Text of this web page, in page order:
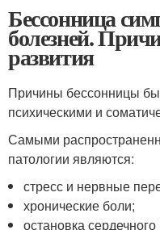
Бессонница
болезней.
развития
Причины бессонницы
психическими и
Самыми
патологии являются:
стресс и нервные
хронические боли;
остановка